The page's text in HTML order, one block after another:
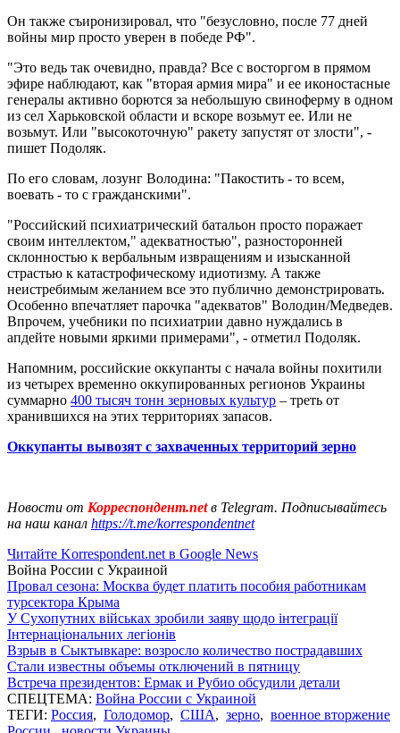
Он также съиронизировал, что "безусловно, после 77 дней
войны мир просто уверен в победе РФ".
"Это ведь так очевидно, правда? Все с восторгом в прямом
эфире наблюдают, как "вторая армия мира" и ее иконостасные
генералы активно борются за небольшую свиноферму в одном
из сел Харьковской области и вскоре возьмут ее. Или не
возьмут. Или "высокоточную" ракету запустят от злости", -
пишет Подоляк.
По его словам, лозунг Володина: "Пакостить - то всем,
воевать - то с гражданскими".
"Российский психиатрический батальон просто поражает
своим интеллектом," адекватностью", разносторонней
склонностью к вербальным извращениям и изысканной
страстью к катастрофическому идиотизму. А также
неистребимым желанием все это публично демонстрировать.
Особенно впечатляет парочка "адекватов" Володин/Медведев.
Впрочем, учебники по психиатрии давно нуждались в
апдейте новыми яркими примерами", - отметил Подоляк.
Напомним, российские оккупанты с начала войны похитили
из четырех временно оккупированных регионов Украины
суммарно 400 тысяч тонн зерновых культур – треть от
хранившихся на этих территориях запасов.
Оккупанты вывозят с захваченных территорий зерно
Новости от Корреспондент.netв Telegram. Подписывайтесь
на наш канал https://t.me/korrespondentnet
Читайте Korrespondent.net в Google News
Война России с Украиной
Провал сезона: Москва будет платить пособия работникам
турсектора Крыма
У Сухопутних військах зробили заяву щодо інтеграції
Інтернаціональних легіонів
Взрыв в Сыктывкаре: возросло количество пострадавших
Стали известны объемы отключений в пятницу
Встреча президентов: Ермак и Рубио обсудили детали
СПЕЦТЕМА: Война России с Украиной
ТЕГИ: Россия, Голодомор, США, зерно, военное вторжение